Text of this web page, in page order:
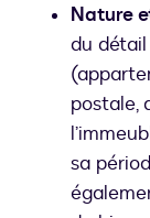
Nature
du
postale,
sa